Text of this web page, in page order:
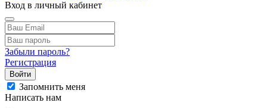
Вход в личный кабинет
Забыли пароль?
Регистрация
Войти
Запомнить меня
Написать нам